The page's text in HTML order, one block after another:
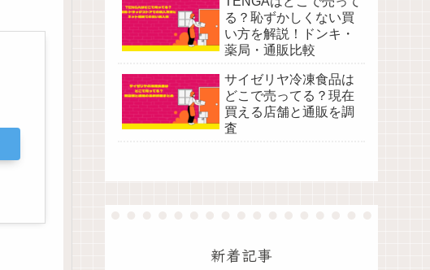
る？恥ずかしくない買
い方を解説！ドンキ・
薬局・通販比較
サイゼリヤ冷凍食品は
どこで売ってる？現在
買える店舗と通販を調
査
新着記事